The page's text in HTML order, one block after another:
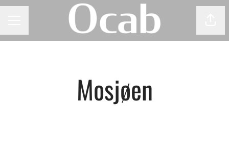
Mosjøen